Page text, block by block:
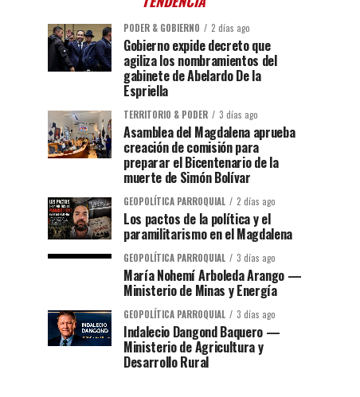
PODER & GOBIERNO 2 días ago
Gobierno expide decreto que
agiliza los nombramientos del
gabinete de Abelardo De la
Espriella
TERRITORIO & PODER 3 días ago
Asamblea del Magdalena aprueba
creación de comisión para
preparar el Bicentenario de la
muerte de Simón Bolívar
GEOPOLÍTICA PARROQUIAL 2 días ago
Los pactos de la política y el
paramilitarismo en el Magdalena
GEOPOLÍTICA PARROQUIAL 3 días ago
María Nohemí Arboleda Arango —
Ministerio de Minas y Energía
GEOPOLÍTICA PARROQUIAL 3 días ago
Indalecio Dangond Baquero —
Ministerio de Agricultura y
Desarrollo Rural